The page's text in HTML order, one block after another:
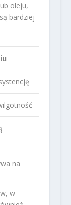
oleju,
bardziej
na
w